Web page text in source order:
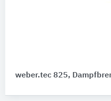
weber.tec 825,